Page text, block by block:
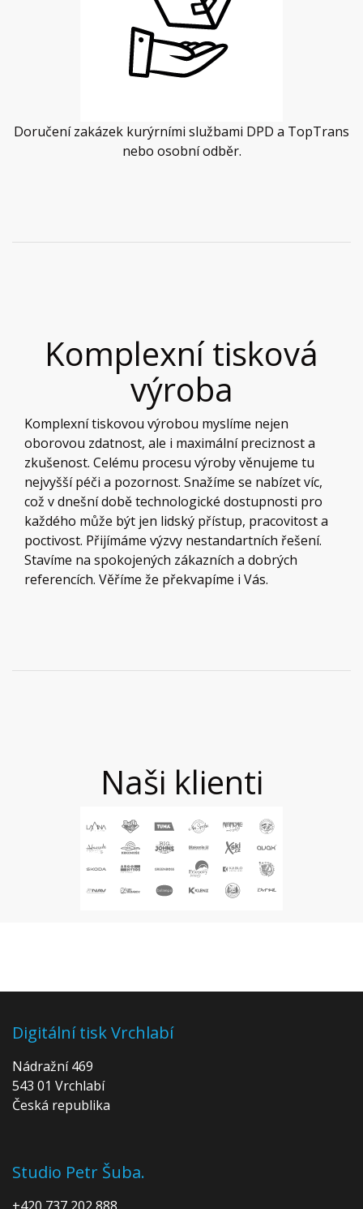
Doručení zakázek kurýrními službami DPD a TopTrans
nebo osobní odběr.
Komplexní tisková
výroba
Komplexní tiskovou výrobou myslíme nejen
oborovou zdatnost, ale i maximální preciznost a
zkušenost. Celému procesu výroby věnujeme tu
nejvyšší péči a pozornost. Snažíme se nabízet víc,
což v dnešní době technologické dostupnosti pro
každého může být jen lidský přístup, pracovitost a
poctivost. Přijímáme výzvy nestandartních řešení.
Stavíme na spokojených zákazních a dobrých
referencích. Věříme že překvapíme i Vás.
Naši klienti
Digitální tisk Vrchlabí
Nádražní 469
543 01 Vrchlabí
Česká republika
Studio Petr Šuba.